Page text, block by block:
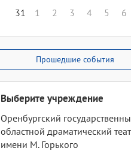
31
1 2 3 4 5 6
Прошедшие события
Выберите учреждение
Оренбургский
областной драматический
имени М. Горького